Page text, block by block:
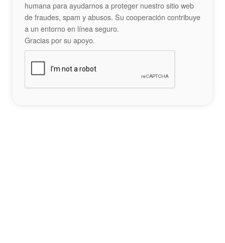
humana para ayudarnos a proteger nuestro sitio web
de fraudes, spam y abusos. Su cooperación contribuye
a un entorno en línea seguro.
Gracias por su apoyo.